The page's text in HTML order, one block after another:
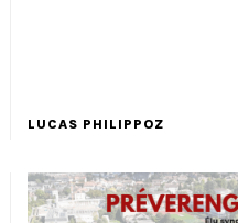
LUCAS PHILIPPOZ